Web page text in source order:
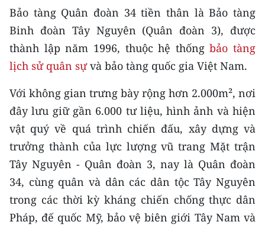
54 DÂN TỘC VIỆT NAM
CHƯƠNG TRÌNH OCOP - MỖI XÃ
MỘT SẢN PHẨM
RADIO
MEDIA CENTER
E-Magazine
Video
Media Chính trị
Bảo tàng Quân đoàn 34 tiền thân là Bảo tàng
Binh đoàn Tây Nguyên (Quân đoàn 3), được
thành lập năm 1996, thuộc hệ thốngbảo tàng
lịch sử quân sựvà bảo tàng quốc gia Việt Nam.
Với không gian trưng bày rộng hơn 2.000m², nơi
đây lưu giữ gần 6.000 tư liệu, hình ảnh và hiện
vật quý về quá trình chiến đấu, xây dựng và
trưởng thành của lực lượng vũ trang Mặt trận
Tây Nguyên - Quân đoàn 3, nay là Quân đoàn
34, cùng quân và dân các dân tộc Tây Nguyên
trong các thời kỳ kháng chiến chống thực dân
Pháp, đế quốc Mỹ, bảo vệ biên giới Tây Nam và